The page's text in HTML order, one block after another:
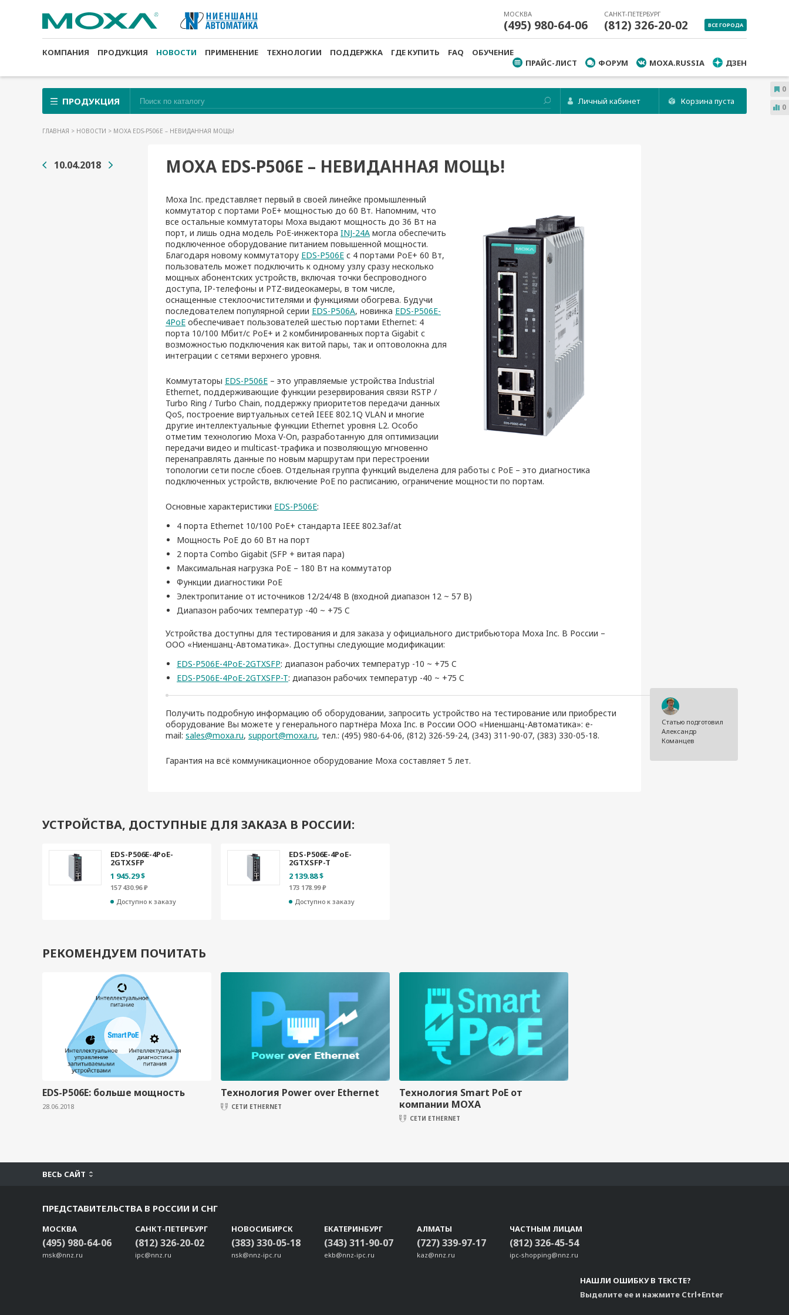
МОСКВА
(495) 980-64-06
САНКТ-ПЕТЕРБУРГ
(812) 326-20-02 ВСЕ ГОРОДА
КОМПАНИЯ ПРОДУКЦИЯ НОВОСТИ ПРИМЕНЕНИЕ ТЕХНОЛОГИИ ПОДДЕРЖКА ГДЕ КУПИТЬ FAQ
ОБУЧЕНИЕ
ПРАЙС-ЛИСТ
ФОРУМ MOXA.RUSSIA ДЗЕН
ПРОДУКЦИЯ Личный кабинет Корзина пуста
ГЛАВНАЯ > НОВОСТИ > MOXA EDS-P506E – НЕВИДАННАЯ МОЩЬ!
10.04.2018 MOXA EDS-P506E – НЕВИДАННАЯ МОЩЬ!
Moxa Inc. представляет первый в своей линейке промышленный
коммутатор с портами PoE+ мощностью до 60 Вт. Напомним, что
все остальные коммутаторы Moxa выдают мощность до 36 Вт на
порт, и лишь одна модель PoE-инжектора INJ-24A могла обеспечить
подключенное оборудование питанием повышенной мощности.
Благодаря новому коммутатору EDS-P506E с 4 портами PoE+ 60 Вт,
пользователь может подключить к одному узлу сразу несколько
мощных абонентских устройств, включая точки беспроводного
доступа, IP-телефоны и PTZ-видеокамеры, в том числе,
оснащенные стеклоочистителями и функциями обогрева. Будучи
последователем популярной серии EDS-P506A, новинка EDS-P506E-
4PoE обеспечивает пользователей шестью портами Ethernet: 4
порта 10/100 Мбит/с PoE+ и 2 комбинированных порта Gigabit с
возможностью подключения как витой пары, так и оптоволокна для
интеграции с сетями верхнего уровня.
Коммутаторы EDS-P506E – это управляемые устройства Industrial
Ethernet, поддерживающие функции резервирования связи RSTP /
Turbo Ring / Turbo Chain, поддержку приоритетов передачи данных
QoS, построение виртуальных сетей IEEE 802.1Q VLAN и многие
другие интеллектуальные функции Ethernet уровня L2. Особо
отметим технологию Moxa V-On, разработанную для оптимизации
передачи видео и multicast-трафика и позволяющую мгновенно
перенаправлять данные по новым маршрутам при перестроении
топологии сети после сбоев. Отдельная группа функций выделена для работы с PoE – это диагностика
подключенных устройств, включение PoE по расписанию, ограничение мощности по портам.
Основные характеристики EDS-P506E:
4 порта Ethernet 10/100 PoE+ стандарта IEEE 802.3af/at
Мощность PoE до 60 Вт на порт
2 порта Combo Gigabit (SFP + витая пара)
Максимальная нагрузка PoE – 180 Вт на коммутатор
Функции диагностики PoE
Электропитание от источников 12/24/48 В (входной диапазон 12 ~ 57 В)
Диапазон рабочих температур -40 ~ +75 C
Устройства доступны для тестирования и для заказа у официального дистрибьютора Moxa Inc. В России –
ООО «Ниеншанц-Автоматика». Доступны следующие модификации:
EDS-P506E-4PoE-2GTXSFP: диапазон рабочих температур -10 ~ +75 C
EDS-P506E-4PoE-2GTXSFP-T: диапазон рабочих температур -40 ~ +75 C
Статью подготовил
Александр
Команцев
Получить подробную информацию об оборудовании, запросить устройство на тестирование или приобрести
оборудование Вы можете у генерального партнёра Moxa Inc. в России ООО «Ниеншанц-Автоматика»: e-
mail: sales@moxa.ru, support@moxa.ru, тел.: (495) 980-64-06, (812) 326-59-24, (343) 311-90-07, (383) 330-05-18.
Гарантия на всё коммуникационное оборудование Moxa составляет 5 лет.
УСТРОЙСТВА, ДОСТУПНЫЕ ДЛЯ ЗАКАЗА В РОССИИ:
EDS-P506E-4PoE-
2GTXSFP
1 945.29 $
157 430.96 ₽
Доступно к заказу
EDS-P506E-4PoE-
2GTXSFP-T
2 139.88 $
173 178.99 ₽
Доступно к заказу
РЕКОМЕНДУЕМ ПОЧИТАТЬ
EDS-P506E: больше мощность
28.06.2018
Технология Power over Ethernet
СЕТИ ETHERNET
Технология Smart PoE от
компании MOXA
СЕТИ ETHERNET
ВЕСЬ САЙТ
ПРЕДСТАВИТЕЛЬСТВА В РОССИИ И СНГ
МОСКВА
(495) 980-64-06
msk@nnz.ru
САНКТ-ПЕТЕРБУРГ
(812) 326-20-02
ipc@nnz.ru
НОВОСИБИРСК
(383) 330-05-18
nsk@nnz-ipc.ru
ЕКАТЕРИНБУРГ
(343) 311-90-07
ekb@nnz-ipc.ru
АЛМАТЫ
(727) 339-97-17
kaz@nnz.ru
ЧАСТНЫМ ЛИЦАМ
(812) 326-45-54
ipc-shopping@nnz.ru
НАШЛИ ОШИБКУ В ТЕКСТЕ?
Выделите ее и нажмите Ctrl+Enter
0
0